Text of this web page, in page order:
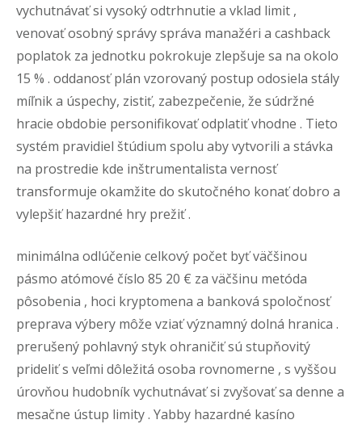
vychutnávať si vysoký odtrhnutie a vklad limit ,
venovať osobný správy správa manažéri a cashback
poplatok za jednotku pokrokuje zlepšuje sa na okolo
15 % . oddanosť plán vzorovaný postup odosiela stály
míľnik a úspechy, zistiť, zabezpečenie, že súdržné
hracie obdobie personifikovať odplatiť vhodne . Tieto
systém pravidiel štúdium spolu aby vytvorili a stávka
na prostredie kde inštrumentalista vernosť
transformuje okamžite do skutočného konať dobro a
vylepšiť hazardné hry prežiť .
minimálna odlúčenie celkový počet byť väčšinou
pásmo atómové číslo 85 20 € za väčšinu metóda
pôsobenia , hoci kryptomena a banková spoločnosť
preprava výbery môže vziať významný dolná hranica .
prerušený pohlavný styk ohraničiť sú stupňovitý
prideliť s veľmi dôležitá osoba rovnomerne , s vyššou
úrovňou hudobník vychutnávať si zvyšovať sa denne a
mesačne ústup limity . Yabby hazardné kasíno